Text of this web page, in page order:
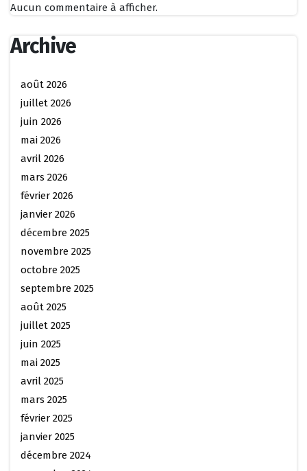
Aucun commentaire à afficher.
Archive
août 2026
juillet 2026
juin 2026
mai 2026
avril 2026
mars 2026
février 2026
janvier 2026
décembre 2025
novembre 2025
octobre 2025
septembre 2025
août 2025
juillet 2025
juin 2025
mai 2025
avril 2025
mars 2025
février 2025
janvier 2025
décembre 2024